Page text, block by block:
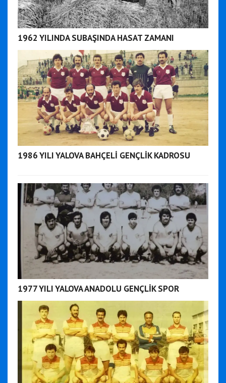
1962 YILINDA SUBAŞINDA HASAT ZAMANI
1986 YILI YALOVA BAHÇELİ GENÇLİK KADROSU
1977 YILI YALOVA ANADOLU GENÇLİK SPOR